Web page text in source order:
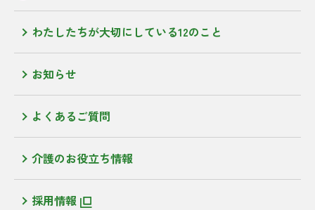
わたしたちが大切にしている12のこと
お知らせ
よくあるご質問
介護のお役立ち情報
採用情報